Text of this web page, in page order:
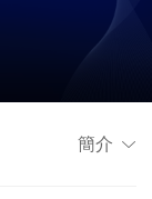
簡介